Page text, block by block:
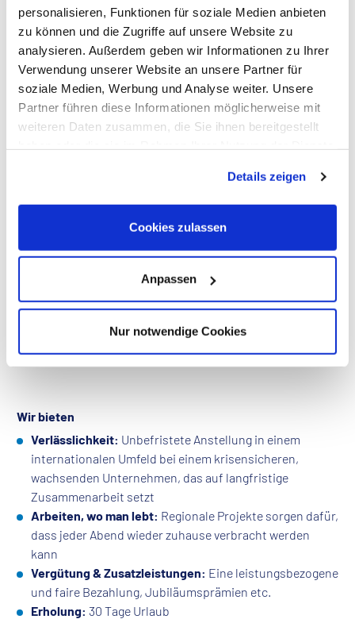
personalisieren, Funktionen für soziale Medien anbieten
zu können und die Zugriffe auf unsere Website zu
analysieren. Außerdem geben wir Informationen zu Ihrer
Verwendung unserer Website an unsere Partner für
soziale Medien, Werbung und Analyse weiter. Unsere
Partner führen diese Informationen möglicherweise mit
weiteren Daten zusammen, die Sie ihnen bereitgestellt
Verarbeitung Ihrer Daten in den USA ein. Alle weiteren
Informationen zu Cookies finden Sie in unseren
Datenschutzhinweisen.
Details zeigen
Cookies zulassen
Anpassen
Nur notwendige Cookies
für Materialdisposition und Erstellung von
Abrechnungsunterlagen
Profil
Qualifikation: Abgeschlossene technische Ausbildung
/Elektroanlagenmonteur)
In einer der elektrotechnischen
Betriebssicherheitsprüfung / DGUV V3)
: Kenntnisse in Normen und
Sicherheitsanforderungen des jeweiligen
Sprachkenntnisse & Mobilität:Mindestens
Deutschkenntnisse Level B2 und Führerschein Klasse B
Wir bieten
Verlässlichkeit: Unbefristete Anstellung in einem
internationalen Umfeld bei einem krisensicheren,
wachsenden Unternehmen, das auf langfristige
Zusammenarbeit setzt
Arbeiten, wo man lebt: Regionale Projekte sorgen dafür,
dass jeder Abend wieder zuhause verbracht werden
kann
Vergütung & Zusatzleistungen: Eine leistungsbezogene
und faire Bezahlung, Jubiläumsprämien etc.
Erholung: 30 Tage Urlaub